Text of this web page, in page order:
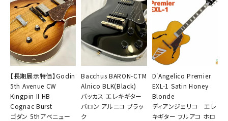
【長期展示特価】Godin
5th Avenue CW
Kingpin II HB
Cognac Burst
ゴダン 5thアベニュー
Bacchus BARON-CTM
Alnico BLK(Black)
バッカス エレキギター
バロン アルニコ ブラッ
ク
D'Angelico Premier
EXL-1 Satin Honey
Blonde
ディアンジェリコ エレ
キギター フルアコ ホロ